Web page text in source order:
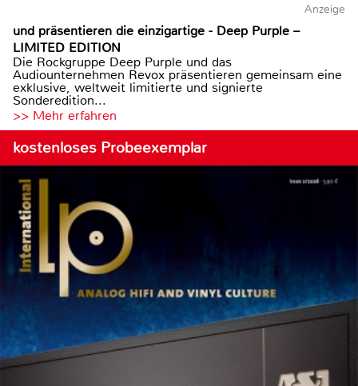
Anzeige
und präsentieren die einzigartige - Deep Purple –
LIMITED EDITION
Die Rockgruppe Deep Purple und das
Audiounternehmen Revox präsentieren gemeinsam eine
exklusive, weltweit limitierte und signierte
Sonderedition...
>> Mehr erfahren
kostenloses Probeexemplar